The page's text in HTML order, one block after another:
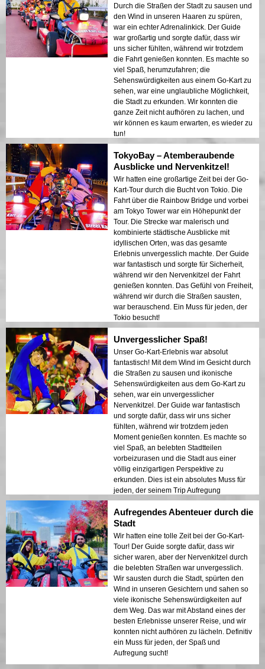
Durch die Straßen der Stadt zu sausen und
den Wind in unseren Haaren zu spüren,
war ein echter Adrenalinkick. Der Guide
war großartig und sorgte dafür, dass wir
uns sicher fühlten, während wir trotzdem
die Fahrt genießen konnten. Es machte so
viel Spaß, herumzufahren; die
Sehenswürdigkeiten aus einem Go-Kart zu
sehen, war eine unglaubliche Möglichkeit,
die Stadt zu erkunden. Wir konnten die
ganze Zeit nicht aufhören zu lachen, und
wir können es kaum erwarten, es wieder zu
tun!
TokyoBay – Atemberaubende
Ausblicke und Nervenkitzel!
Wir hatten eine großartige Zeit bei der Go-
Kart-Tour durch die Bucht von Tokio. Die
Fahrt über die Rainbow Bridge und vorbei
am Tokyo Tower war ein Höhepunkt der
Tour. Die Strecke war malerisch und
kombinierte städtische Ausblicke mit
idyllischen Orten, was das gesamte
Erlebnis unvergesslich machte. Der Guide
war fantastisch und sorgte für Sicherheit,
während wir den Nervenkitzel der Fahrt
genießen konnten. Das Gefühl von Freiheit,
während wir durch die Straßen sausten,
war berauschend. Ein Muss für jeden, der
Tokio besucht!
Unvergesslicher Spaß!
Unser Go-Kart-Erlebnis war absolut
fantastisch! Mit dem Wind im Gesicht durch
die Straßen zu sausen und ikonische
Sehenswürdigkeiten aus dem Go-Kart zu
sehen, war ein unvergesslicher
Nervenkitzel. Der Guide war fantastisch
und sorgte dafür, dass wir uns sicher
fühlten, während wir trotzdem jeden
Moment genießen konnten. Es machte so
viel Spaß, an belebten Stadtteilen
vorbeizurasen und die Stadt aus einer
völlig einzigartigen Perspektive zu
erkunden. Dies ist ein absolutes Muss für
jeden, der seinem Trip Aufregung
hinzufügen möchte!
Aufregendes Abenteuer durch die
Stadt
Wir hatten eine tolle Zeit bei der Go-Kart-
Tour! Der Guide sorgte dafür, dass wir
sicher waren, aber der Nervenkitzel durch
die belebten Straßen war unvergesslich.
Wir sausten durch die Stadt, spürten den
Wind in unseren Gesichtern und sahen so
viele ikonische Sehenswürdigkeiten auf
dem Weg. Das war mit Abstand eines der
besten Erlebnisse unserer Reise, und wir
konnten nicht aufhören zu lächeln. Definitiv
ein Muss für jeden, der Spaß und
Aufregung sucht!